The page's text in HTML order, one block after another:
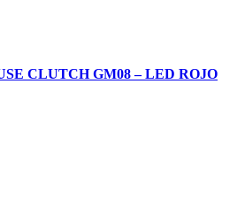
CLUTCH GM08 – LED ROJO